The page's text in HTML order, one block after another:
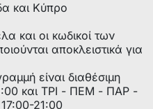
και Κύπρο
και οι κωδικοί των
αποκλειστικά για
είναι διαθέσιμη
και ΤΡΙ - ΠΕΜ - ΠΑΡ -
21:00